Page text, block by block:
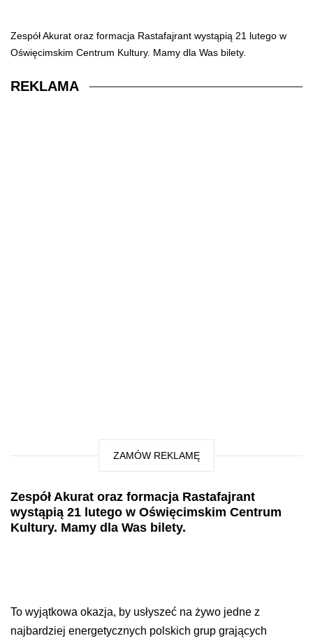
Zespół Akurat oraz formacja Rastafajrant wystąpią 21 lutego w
Oświęcimskim Centrum Kultury. Mamy dla Was bilety.
REKLAMA
ZAMÓW REKLAMĘ
Zespół Akurat oraz formacja Rastafajrant
wystąpią 21 lutego w Oświęcimskim Centrum
Kultury. Mamy dla Was bilety.
To wyjątkowa okazja, by usłyszeć na żywo jedne z
najbardziej energetycznych polskich grup grających